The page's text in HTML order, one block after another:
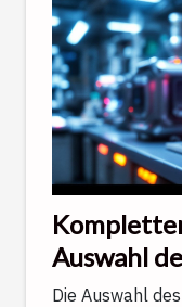
Auswahl
Die Auswahl